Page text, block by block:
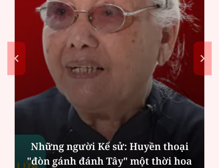
Những người Kể sử: Huyền thoại
"đòn gánh đánh Tây" một thời hoa